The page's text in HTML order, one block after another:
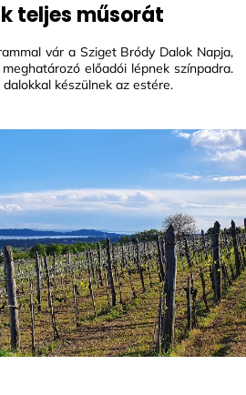
teljes műsorát
vár a Sziget Bródy Dalok Napja,
előadói lépnek színpadra.
készülnek az estére.